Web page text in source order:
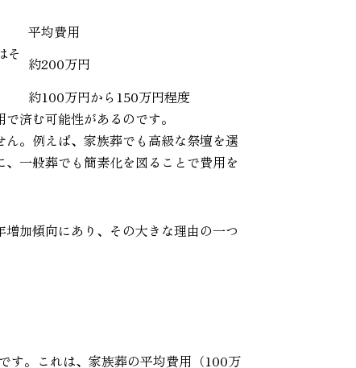
平均費用
そ
約200万円
約100万円から150万円程度
済む可能性があるのです。
。例えば、家族葬でも高級な祭壇を選
一般葬でも簡素化を図ることで費用を
加傾向にあり、その大きな理由の一つ
す。これは、家族葬の平均費用（100万